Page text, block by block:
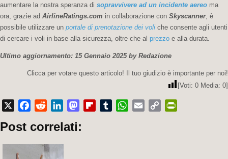
aumentare la nostra speranza di sopravvivere ad un incidente aereo ma
ora, grazie ad AirlineRatings.com in collaborazione con Skyscanner, è
possibile utilizzare un portale di prenotazione dei voli che consente agli utenti
di cercare i voli in base alla sicurezza, oltre che al prezzo e alla durata.
Ultimo aggiornamento: 15 Gennaio 2025 by Redazione
Clicca per votare questo articolo! Il tuo giudizio è importante per noi!
[Voti: 0 Media: 0]
Post correlati: